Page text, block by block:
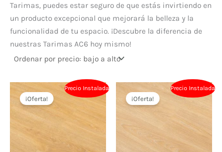
Tarimas, puedes estar seguro de que estás invirtiendo en
un producto excepcional que mejorará la belleza y la
funcionalidad de tu espacio. ¡Descubre la diferencia de
nuestras Tarimas AC6 hoy mismo!
Precio Instalada
¡Oferta!
Precio Instalada
¡Oferta!